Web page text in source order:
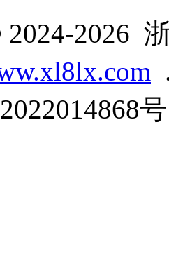
2026
号